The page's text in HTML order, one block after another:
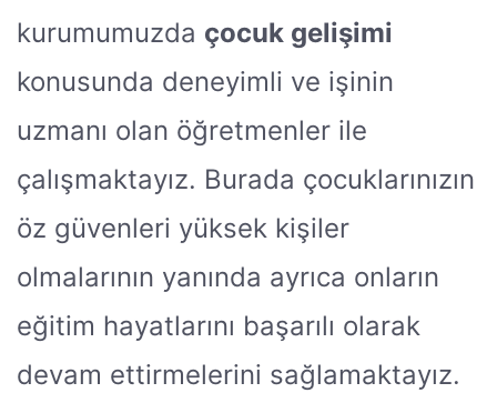
kurumumuzda çocuk gelişimi
konusunda deneyimli ve işinin
uzmanı olan öğretmenler ile
çalışmaktayız. Burada çocuklarınızın
öz güvenleri yüksek kişiler
olmalarının yanında ayrıca onların
eğitim hayatlarını başarılı olarak
devam ettirmelerini sağlamaktayız.